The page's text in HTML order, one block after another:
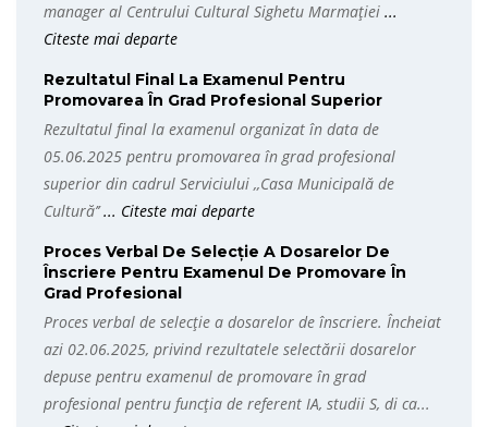
manager al Centrului Cultural Sighetu Marmației ...
Citeste mai departe
Rezultatul Final La Examenul Pentru
Promovarea În Grad Profesional Superior
Rezultatul final la examenul organizat în data de
05.06.2025 pentru promovarea în grad profesional
superior din cadrul Serviciului ,,Casa Municipală de
Cultură’’... Citeste mai departe
Proces Verbal De Selecţie A Dosarelor De
Înscriere Pentru Examenul De Promovare În
Grad Profesional
Proces verbal de selecţie a dosarelor de înscriere. Încheiat
azi 02.06.2025, privind rezultatele selectării dosarelor
depuse pentru examenul de promovare în grad
profesional pentru funcția de referent IA, studii S, di ca...